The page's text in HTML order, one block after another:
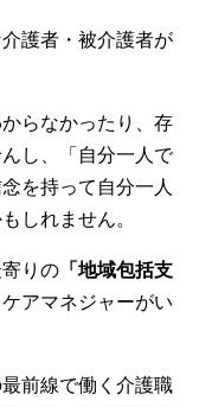
護者・被介護者が
らなかったり、存
し、「自分一人で
を持って自分一人
しれません。
りの 「地域包括支
アマネジャーがい
前線で働く介護職